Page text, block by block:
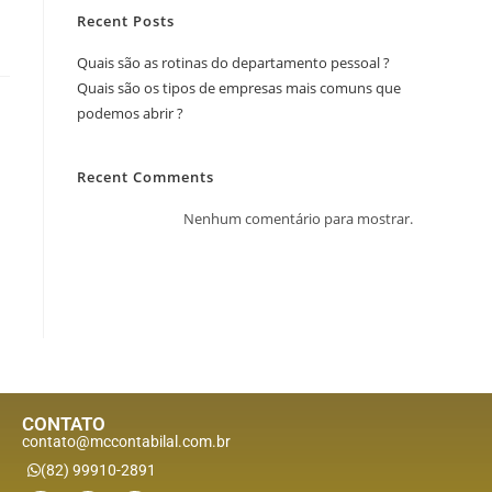
Recent Posts
Quais são as rotinas do departamento pessoal ?
Quais são os tipos de empresas mais comuns que
podemos abrir ?
Recent Comments
Nenhum comentário para mostrar.
CONTATO
contato@mccontabilal.com.br
(82) 99910-2891